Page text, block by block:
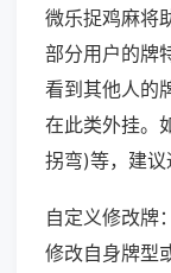
微乐捉鸡麻将
部分用户的牌
看到其他人的
在此类外挂。
拐弯)等，建议
自定义修改牌
修改自身牌型